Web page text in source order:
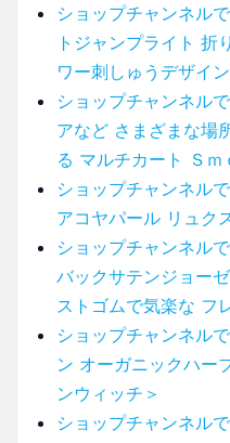
ショップチャンネル
トジャンプライト 折
ワー刺しゅうデザイン
ショップチャンネル
アなど さまざまな場
る マルチカート Ｓｍ
ショップチャンネル
アコヤパール リュク
ショップチャンネル
バックサテンジョー
ストゴムで気楽な フ
ショップチャンネル
ン オーガニックハー
ンウィッチ＞
ショップチャンネル